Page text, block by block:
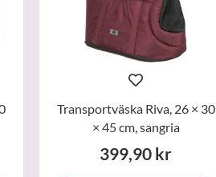
Transportväska Riva, 26 × 30
× 45 cm, sangria
399,90 kr